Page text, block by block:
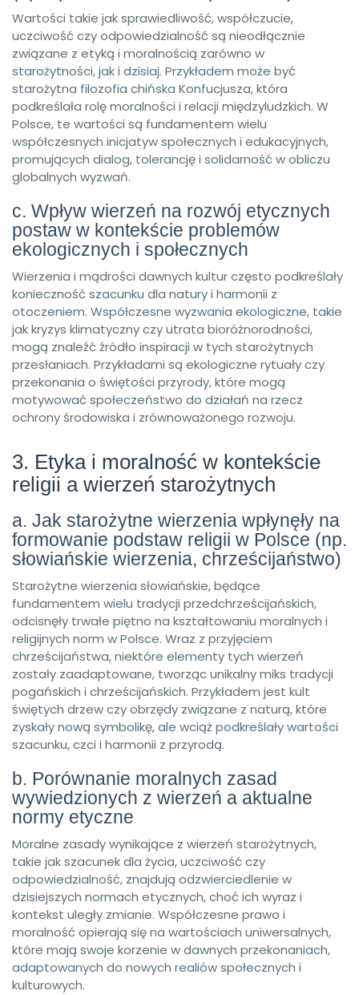
Wartości takie jak sprawiedliwość, współczucie,
uczciwość czy odpowiedzialność są nieodłącznie
związane z etyką i moralnością zarówno w
starożytności, jak i dzisiaj. Przykładem może być
starożytna filozofia chińska Konfucjusza, która
podkreślała rolę moralności i relacji międzyludzkich. W
Polsce, te wartości są fundamentem wielu
współczesnych inicjatyw społecznych i edukacyjnych,
promujących dialog, tolerancję i solidarność w obliczu
globalnych wyzwań.
c. Wpływ wierzeń na rozwój etycznych
postaw w kontekście problemów
ekologicznych i społecznych
Wierzenia i mądrości dawnych kultur często podkreślały
konieczność szacunku dla natury i harmonii z
otoczeniem. Współczesne wyzwania ekologiczne, takie
jak kryzys klimatyczny czy utrata bioróżnorodności,
mogą znaleźć źródło inspiracji w tych starożytnych
przesłaniach. Przykładami są ekologiczne rytuały czy
przekonania o świętości przyrody, które mogą
motywować społeczeństwo do działań na rzecz
ochrony środowiska i zrównoważonego rozwoju.
3. Etyka i moralność w kontekście
religii a wierzeń starożytnych
a. Jak starożytne wierzenia wpłynęły na
formowanie podstaw religii w Polsce (np.
słowiańskie wierzenia, chrześcijaństwo)
Starożytne wierzenia słowiańskie, będące
fundamentem wielu tradycji przedchrześcijańskich,
odcisnęły trwałe piętno na kształtowaniu moralnych i
religijnych norm w Polsce. Wraz z przyjęciem
chrześcijaństwa, niektóre elementy tych wierzeń
zostały zaadaptowane, tworząc unikalny miks tradycji
pogańskich i chrześcijańskich. Przykładem jest kult
świętych drzew czy obrzędy związane z naturą, które
zyskały nową symbolikę, ale wciąż podkreślały wartości
szacunku, czci i harmonii z przyrodą.
b. Porównanie moralnych zasad
wywiedzionych z wierzeń a aktualne
normy etyczne
Moralne zasady wynikające z wierzeń starożytnych,
takie jak szacunek dla życia, uczciwość czy
odpowiedzialność, znajdują odzwierciedlenie w
dzisiejszych normach etycznych, choć ich wyraz i
kontekst uległy zmianie. Współczesne prawo i
moralność opierają się na wartościach uniwersalnych,
które mają swoje korzenie w dawnych przekonaniach,
adaptowanych do nowych realiów społecznych i
kulturowych.